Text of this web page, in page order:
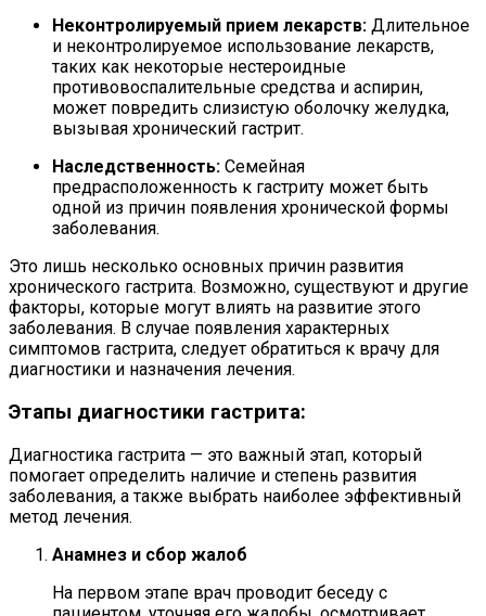
Неконтролируемый прием лекарств: Длительное
и неконтролируемое использование лекарств,
таких как некоторые нестероидные
противовоспалительные средства и аспирин,
может повредить слизистую оболочку желудка,
вызывая хронический гастрит.
Наследственность: Семейная
предрасположенность к гастриту может быть
одной из причин появления хронической формы
заболевания.
Это лишь несколько основных причин развития
хронического гастрита. Возможно, существуют и другие
факторы, которые могут влиять на развитие этого
заболевания. В случае появления характерных
симптомов гастрита, следует обратиться к врачу для
диагностики и назначения лечения.
Этапы диагностики гастрита:
Диагностика гастрита — это важный этап, который
помогает определить наличие и степень развития
заболевания, а также выбрать наиболее эффективный
метод лечения.
Анамнез и сбор жалоб
На первом этапе врач проводит беседу с